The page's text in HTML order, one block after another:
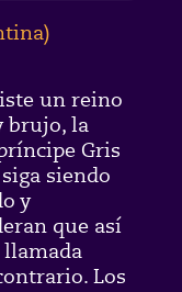
)
un reino
brujo, la
Gris
siendo
y
que así
llamada
Los